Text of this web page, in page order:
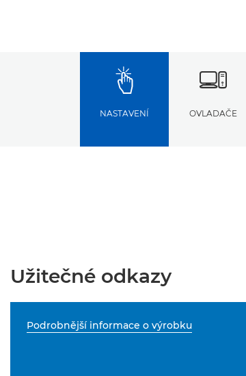
NASTAVENÍ OVLADAČE
Užitečné odkazy
Podrobnější informace o výrobku